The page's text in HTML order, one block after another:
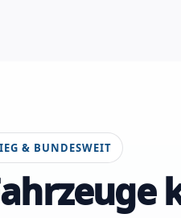
& BUNDESWEIT